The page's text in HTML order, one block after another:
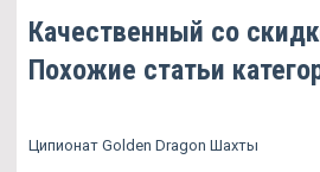
Качественный со
Похожие статьи
Ципионат Golden Dragon Шахты